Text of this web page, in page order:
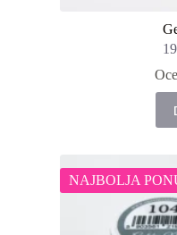
NAJBOLJA